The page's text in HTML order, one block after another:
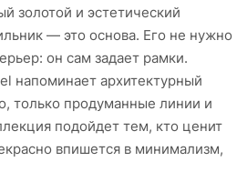
золотой и эстетический
— это основа. Его не нужно
он сам задает рамки.
напоминает архитектурный
только продуманные линии и
подойдет тем, кто ценит
впишется в минимализм,